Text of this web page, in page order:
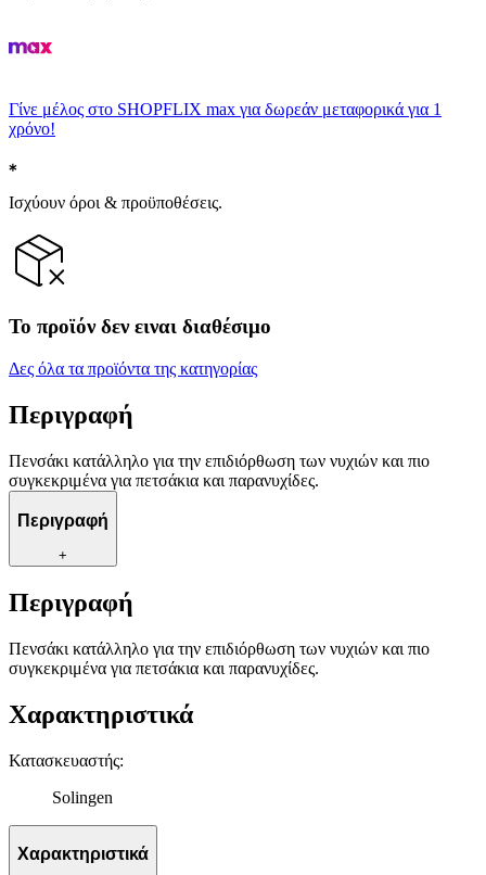
Γίνε μέλος στο SHOPFLIX max για δωρεάν μεταφορικά για 1
χρόνο!
Ισχύουν όροι & προϋποθέσεις.
Το προϊόν δεν ειναι διαθέσιμο
Δες όλα τα προϊόντα της κατηγορίας
Περιγραφή
Πενσάκι κατάλληλο για την επιδιόρθωση των νυχιών και πιο
συγκεκριμένα για πετσάκια και παρανυχίδες.
Περιγραφή
+
Περιγραφή
Πενσάκι κατάλληλο για την επιδιόρθωση των νυχιών και πιο
συγκεκριμένα για πετσάκια και παρανυχίδες.
Χαρακτηριστικά
Κατασκευαστής:
Solingen
Χαρακτηριστικά